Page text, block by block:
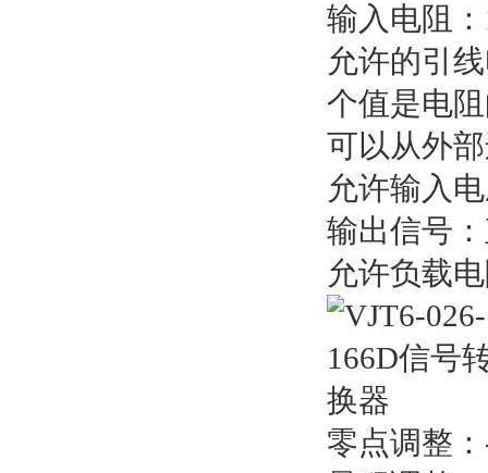
输入电阻
允许的引
个值是电
可以从外
允许输入
输出信号
允许负载
零点调整